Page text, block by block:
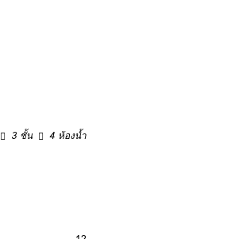
3 ชั้น 4 ห้องน้ำ